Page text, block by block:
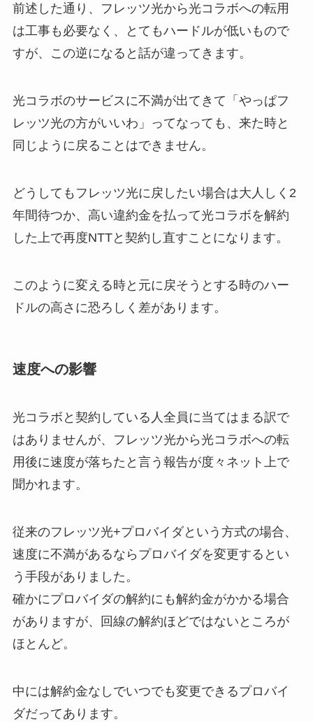
前述した通り、フレッツ光から光コラボへの転用
は工事も必要なく、とてもハードルが低いもので
すが、この逆になると話が違ってきます。
光コラボのサービスに不満が出てきて「やっぱフ
レッツ光の方がいいわ」ってなっても、来た時と
同じように戻ることはできません。
どうしてもフレッツ光に戻したい場合は大人しく2
年間待つか、高い違約金を払って光コラボを解約
した上で再度NTTと契約し直すことになります。
このように変える時と元に戻そうとする時のハー
ドルの高さに恐ろしく差があります。
速度への影響
光コラボと契約している人全員に当てはまる訳で
はありませんが、フレッツ光から光コラボへの転
用後に速度が落ちたと言う報告が度々ネット上で
聞かれます。
従来のフレッツ光+プロバイダという方式の場合、
速度に不満があるならプロバイダを変更するとい
う手段がありました。
確かにプロバイダの解約にも解約金がかかる場合
がありますが、回線の解約ほどではないところが
ほとんど。
中には解約金なしでいつでも変更できるプロバイ
ダだってあります。